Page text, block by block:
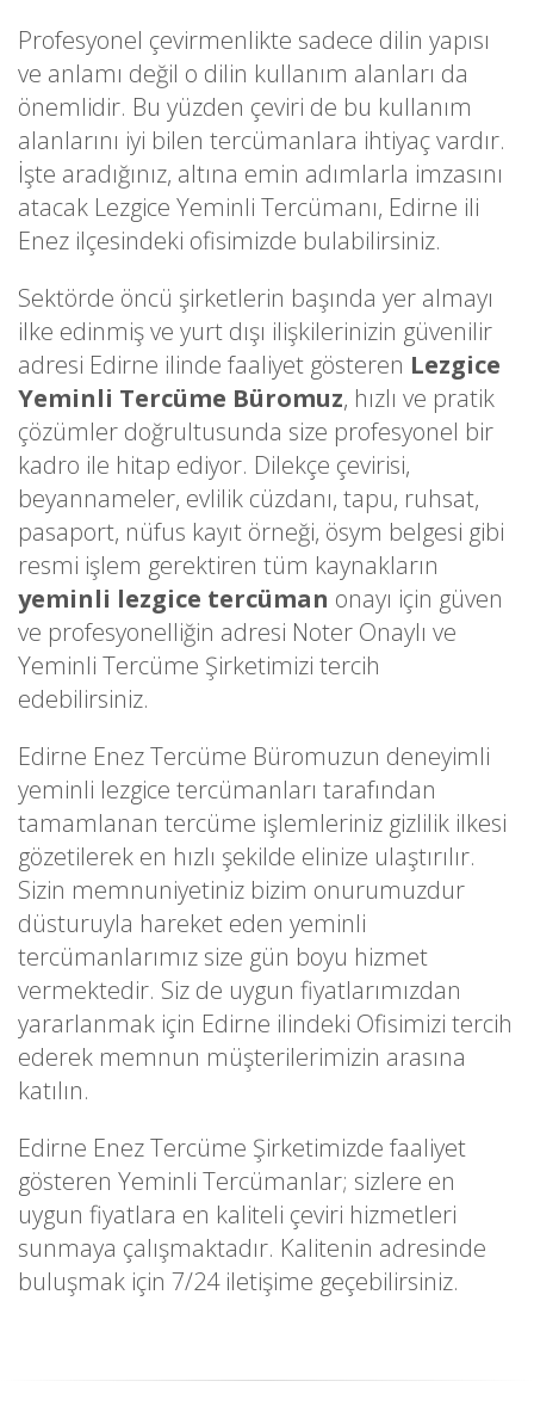
Profesyonel çevirmenlikte sadece dilin yapısı
ve anlamı değil o dilin kullanım alanları da
önemlidir. Bu yüzden çeviri de bu kullanım
alanlarını iyi bilen tercümanlara ihtiyaç vardır.
İşte aradığınız, altına emin adımlarla imzasını
atacak Lezgice Yeminli Tercümanı, Edirne ili
Enez ilçesindeki ofisimizde bulabilirsiniz.
Sektörde öncü şirketlerin başında yer almayı
ilke edinmiş ve yurt dışı ilişkilerinizin güvenilir
adresi Edirne ilinde faaliyet gösteren Lezgice
Yeminli Tercüme Büromuz, hızlı ve pratik
çözümler doğrultusunda size profesyonel bir
kadro ile hitap ediyor. Dilekçe çevirisi,
beyannameler, evlilik cüzdanı, tapu, ruhsat,
pasaport, nüfus kayıt örneği, ösym belgesi gibi
resmi işlem gerektiren tüm kaynakların
yeminli lezgice tercüman onayı için güven
ve profesyonelliğin adresi Noter Onaylı ve
Yeminli Tercüme Şirketimizi tercih
edebilirsiniz.
Edirne Enez Tercüme Büromuzun deneyimli
yeminli lezgice tercümanları tarafından
tamamlanan tercüme işlemleriniz gizlilik ilkesi
gözetilerek en hızlı şekilde elinize ulaştırılır.
Sizin memnuniyetiniz bizim onurumuzdur
düsturuyla hareket eden yeminli
tercümanlarımız size gün boyu hizmet
vermektedir. Siz de uygun fiyatlarımızdan
yararlanmak için Edirne ilindeki Ofisimizi tercih
ederek memnun müşterilerimizin arasına
katılın.
Edirne Enez Tercüme Şirketimizde faaliyet
gösteren Yeminli Tercümanlar; sizlere en
uygun fiyatlara en kaliteli çeviri hizmetleri
sunmaya çalışmaktadır. Kalitenin adresinde
buluşmak için 7/24 iletişime geçebilirsiniz.